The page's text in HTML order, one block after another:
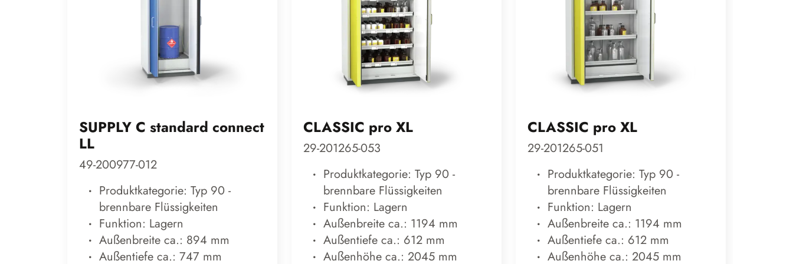
SUPPLY C standard connect
LL
49-200977-012
Produktkategorie: Typ 90 -
brennbare Flüssigkeiten
Funktion: Lagern
Außenbreite ca.: 894 mm
Außentiefe ca.: 747 mm
CLASSIC pro XL
29-201265-053
Produktkategorie: Typ 90 -
brennbare Flüssigkeiten
Funktion: Lagern
Außenbreite ca.: 1194 mm
Außentiefe ca.: 612 mm
Außenhöhe ca.: 2045 mm
CLASSIC pro XL
29-201265-051
Produktkategorie: Typ 90 -
brennbare Flüssigkeiten
Funktion: Lagern
Außenbreite ca.: 1194 mm
Außentiefe ca.: 612 mm
Außenhöhe ca.: 2045 mm